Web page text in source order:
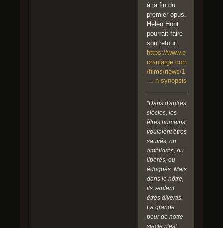
à la fin du
premier opus.
Helen Hunt
pourrait faire
son retour.
https://www.e
cranlarge.com
/films/news/1
… n-synopsis
"Dans d'autres
siècles, les
êtres humains
voulaient êtres
sauvés, ou
améliorés, ou
libérés, ou
éduqués. Mais
dans le nôtre,
ils veulent
êtres divertis.
La grande
peur de notre
siècle n'est